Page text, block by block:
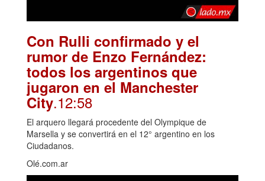
Con Rulli confirmado y el
rumor de Enzo Fernández:
todos los argentinos que
jugaron en el Manchester
City.12:58
El arquero llegará procedente del Olympique de
Marsella y se convertirá en el 12° argentino en los
Ciudadanos.
Olé.com.ar